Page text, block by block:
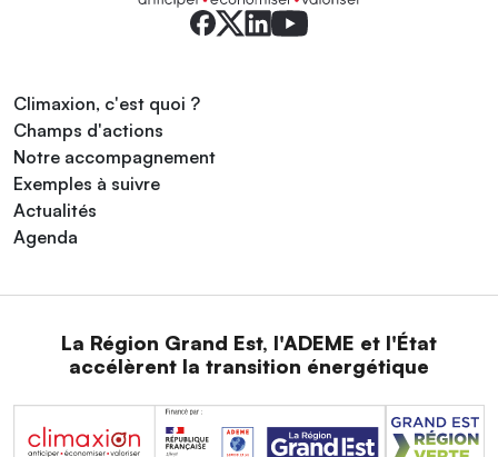
Climaxion, c'est quoi ?
Champs d'actions
Notre accompagnement
Exemples à suivre
Actualités
Agenda
La Région Grand Est, l'ADEME et l'État
accélèrent la transition énergétique